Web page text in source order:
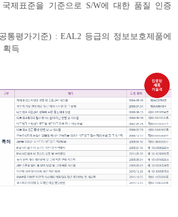
제표준을 기준으로 S/W에 대한 품질 인증
통평가기준) : EAL2 등급의 정보보호제품에
획득